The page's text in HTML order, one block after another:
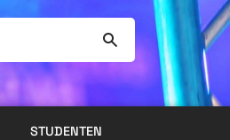
STUDENTEN